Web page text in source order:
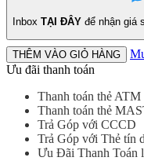
Inbox TẠI ĐÂY để nhận giá
THÊM VÀO GIỎ HÀNG
Ưu đãi thanh toán
Thanh toán thẻ ATM
Thanh toán thẻ
Trả Góp với CCCD
Trả Góp với Thẻ tín
Ưu Đãi Thanh Toán